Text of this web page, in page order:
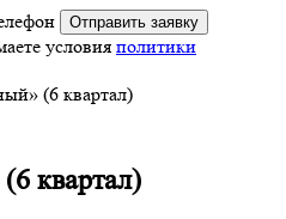
условия политики
квартал)